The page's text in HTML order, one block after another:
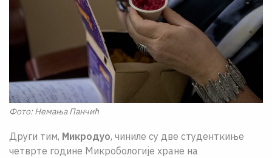
Фото: Немања Панчић
Други тим, Микродуо, чиниле су две студенткиње
четврте године Микробологије хране на